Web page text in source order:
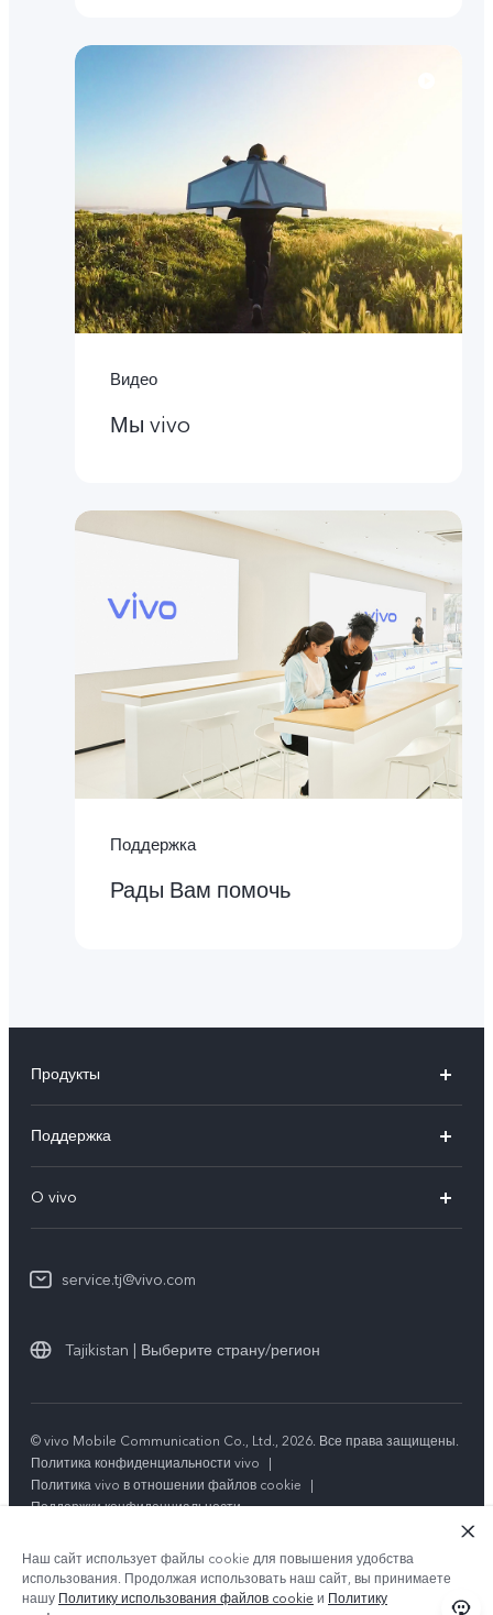
Видео
Мы vivo
Поддержка
Рады Вам помочь
Продукты
V29 5G
V29
Y27s
Y02t
Y33s
Поддержка
Funtouch OS
IMEI аутентификация
Инструкции по гарантии vivo
O vivo
Пресс Центр
Центр конфиденциальности vivo
service.tj@vivo.com
Tajikistan | Выберите страну/регион
© vivo Mobile Communication Co., Ltd., 2026. Все права защищены.
Политика конфиденциальности vivo
|
Политика vivo в отношении файлов cookie
|
Поддержки конфиденциальности
Наш сайт использует файлы cookie для повышения удобства
использования. Продолжая использовать наш сайт, вы принимаете
нашу Политику использования файлов cookie и Политику